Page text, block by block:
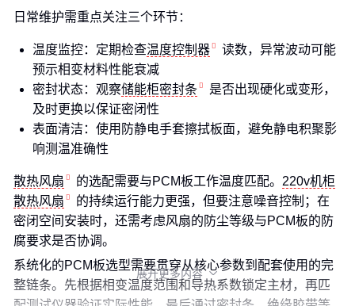
日常维护需重点关注三个环节：
温度监控：定期检查温度控制器
读数，异常波动可能
预示相变材料性能衰减
密封状态：观察储能柜密封条
是否出现硬化或变形，
及时更换以保证密闭性
表面清洁：使用防静电手套擦拭板面，避免静电积聚影
响测温准确性
散热风扇 的选配需要与PCM板工作温度匹配。 220v机柜
散热风扇
的持续运行能力更强，但要注意噪音控制；在
密闭空间安装时，还需考虑风扇的防尘等级与PCM板的防
腐要求是否协调。
系统化的PCM板选型需要贯穿从核心参数到配套使用的完
整链条。先根据相变温度范围和导热系数锁定主材，再匹
展开更多内容 